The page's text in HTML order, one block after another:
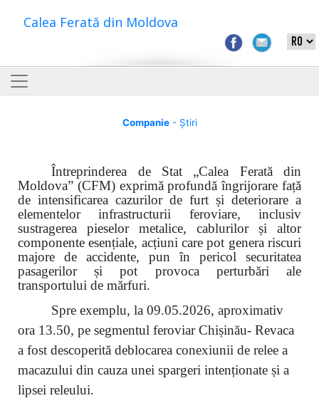
Calea Ferată din Moldova
Companie- Știri
Întreprinderea de Stat „Calea Ferată din
Moldova” (CFM) exprimă profundă îngrijorare față
de intensificarea cazurilor de furt și deteriorare a
elementelor infrastructurii feroviare, inclusiv
sustragerea pieselor metalice, cablurilor și altor
componente esențiale, acțiuni care pot genera riscuri
majore de accidente, pun în pericol securitatea
pasagerilor și pot provoca perturbări ale
transportului de mărfuri.
Spre exemplu, la 09.05.2026, aproximativ
ora 13.50, pe segmentul feroviar Chișinău- Revaca
a fost descoperită deblocarea conexiunii de relee a
macazului din cauza unei spargeri intenționate și a
lipsei releului.